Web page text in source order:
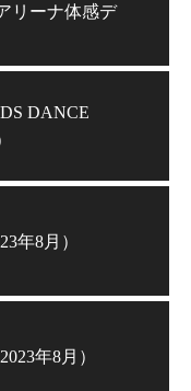
リーナ体感デ
DANCE
年8月）
年8月）